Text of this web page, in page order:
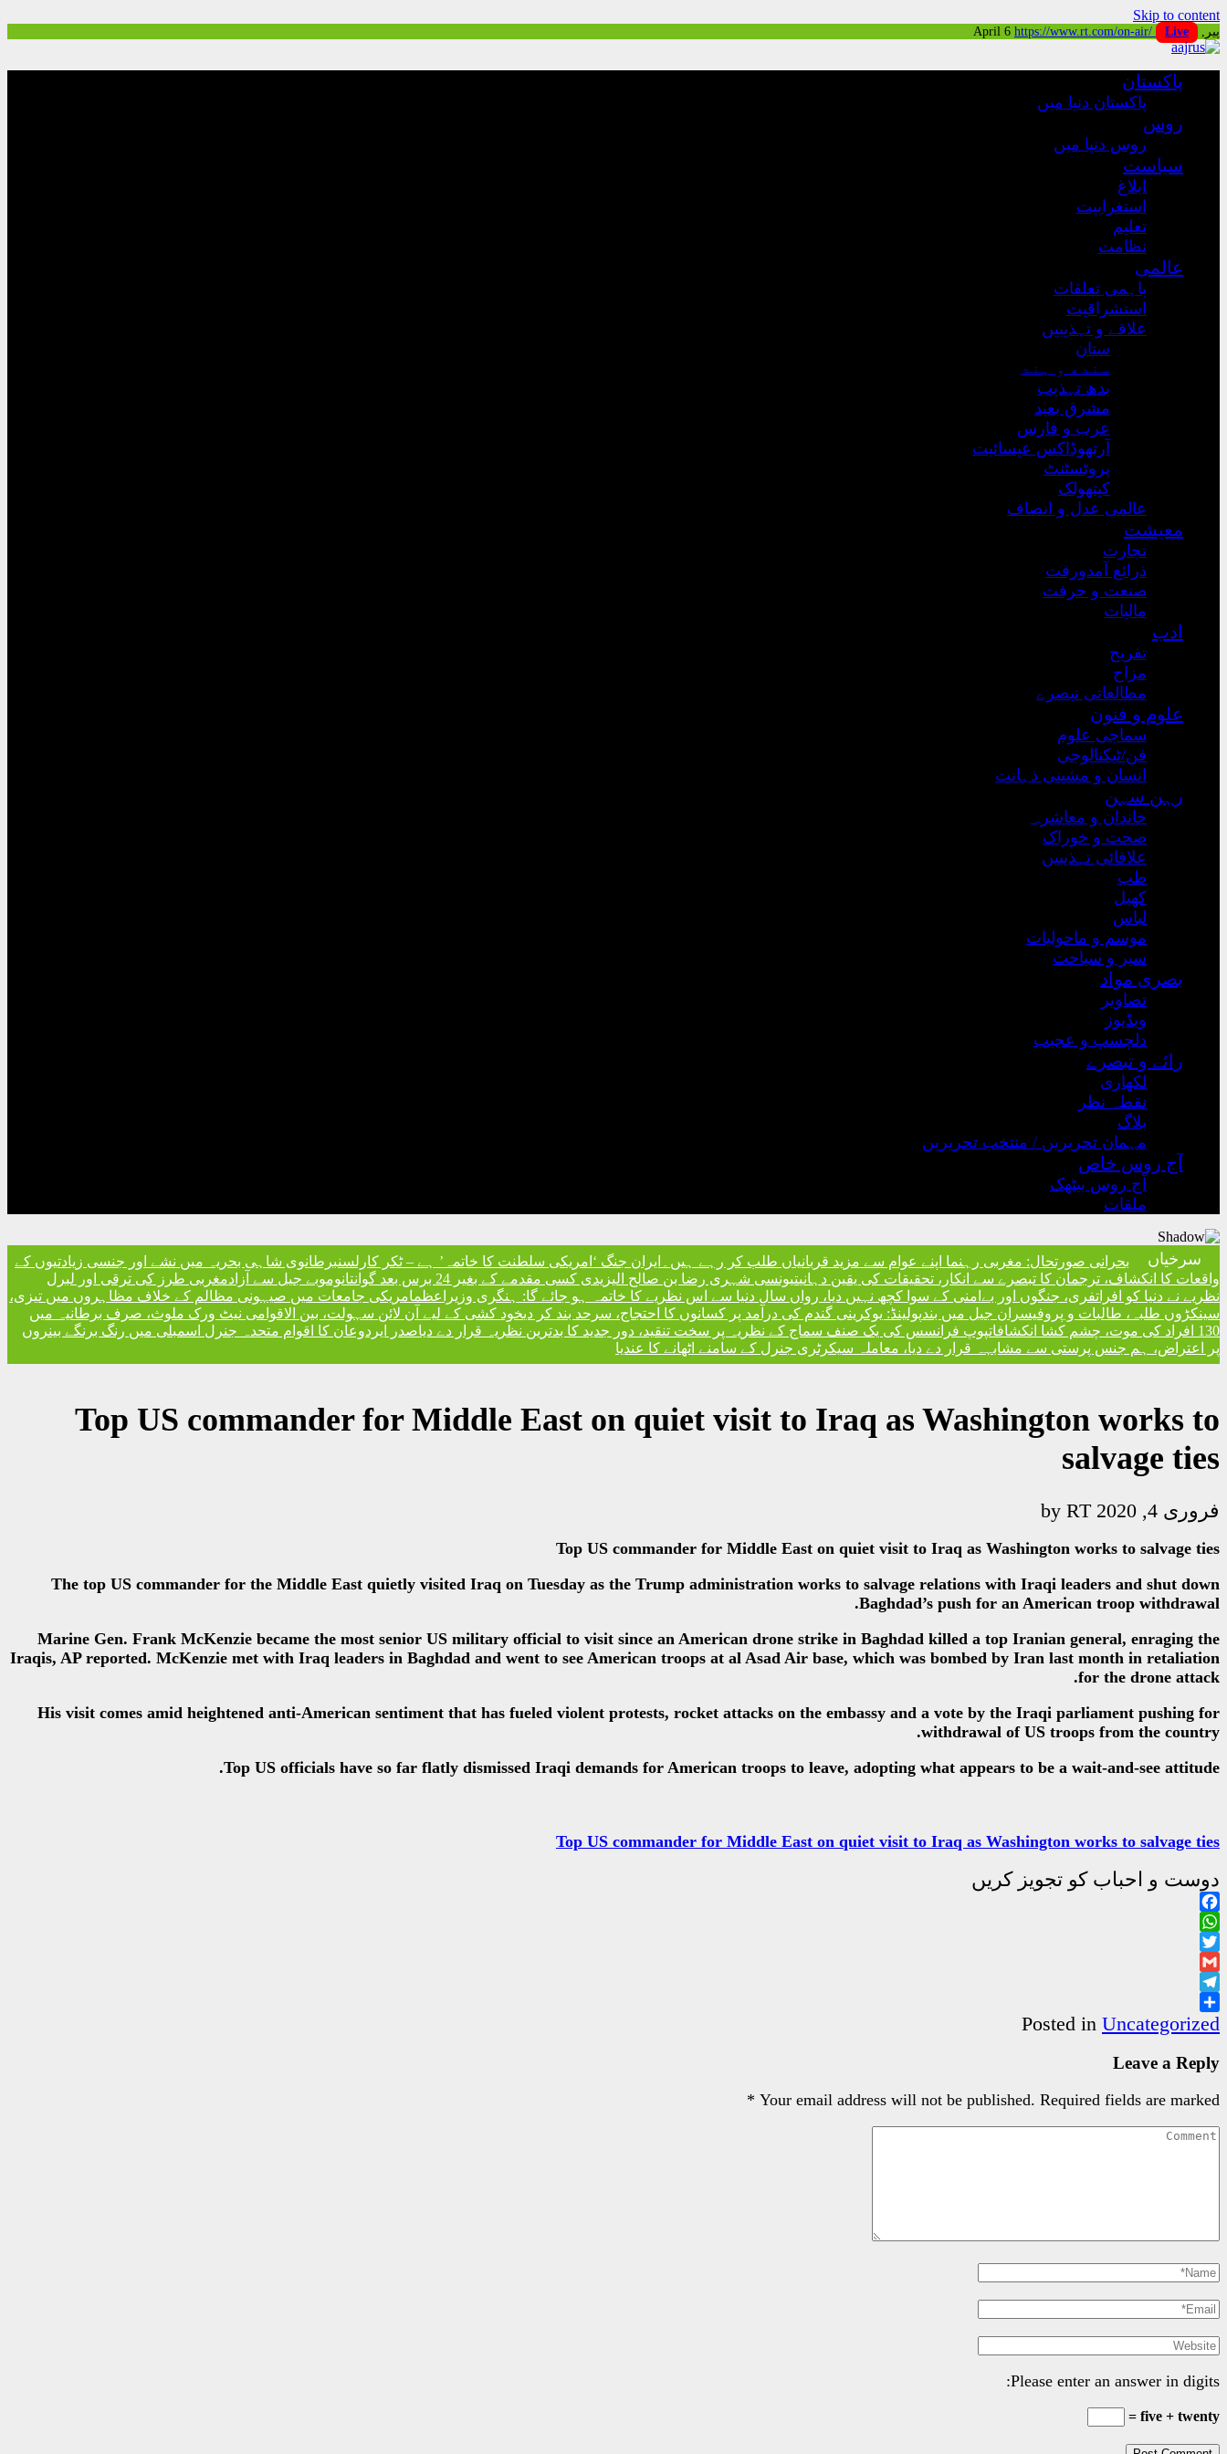
Skip to content
پیر, April 6 https://www.rt.com/on-air/ Live
پاکستان
پاکستان دنیا میں
روس
روس دنیا میں
سیاست
ابلاغ
استغرابیت
تعلیم
نظامت
عالمی
باہمی تعلقات
استشراقیت
علاقے و تہذیبیں
ستان
سندھ و ہند
بدھ تہذیب
مشرق بعید
عرب و فارس
آرتھوڈاکس عیسائیت
پروٹسٹنٹ
کیتھولک
عالمی عدل و انصاف
معیشت
تجارت
ذرائع آمدورفت
صنعت و حرفت
مالیات
ادب
تفریح
مزاح
مطالعاتی تبصرے
علوم و فنون
سماجی علوم
فن/ٹیکنالوجی
انسان و مشینی ذہانت
رہن سہن
خاندان و معاشرہ
صحت و خوراک
علاقائی تہذیبیں
طب
کھیل
لباس
موسم و ماحولیات
سیر و سیاحت
بصری مواد
تصاویر
ویڈیوز
دلچسپ و عجیب
رائے و تبصرے
لکھاری
نقطہ نظر
بلاگ
مہمان تحریریں / منتخب تحریریں
آج روس خاص
آج روس بیٹھک
ملقات
سرخیاں بحرانی صورتحال: مغربی رہنما اپنے عوام سے مزید قربانیاں طلب کر رہے ہیں۔ ایران جنگ ‘امریکی سلطنت کا خاتمہ’ ہے – ٹکر کارلسنبرطانوی شاہی بحریہ میں نشے اور جنسی زیادتیوں کے
واقعات کا انکشاف، ترجمان کا تبصرے سے انکار، تحقیقات کی یقین دہانیتیونسی شہری رضا بن صالح الیزیدی کسی مقدمے کے بغیر 24 برس بعد گوانتانوموبے جیل سے آزاد
مغربی طرز کی ترقی اور لبرل
نظریے نے دنیا کو افراتفری، جنگوں اور بےامنی کے سوا کچھ نہیں دیا، رواں سال دنیا سے اس نظریے کا خاتمہ ہو جائے گا: ہنگری وزیراعظمامریکی جامعات میں صیہونی مظالم کے خلاف مظاہروں میں تیزی،
سینکڑوں طلبہ، طالبات و پروفیسران جیل میں بندپولینڈ: یوکرینی گندم کی درآمد پر کسانوں کا احتجاج، سرحد بند کر دیخود کشی کے لیے آن لائن سہولت، بین الاقوامی نیٹ ورک ملوث، صرف برطانیہ میں
130 افراد کی موت، چشم کشا انکشافات
پوپ فرانسس کی یک صنف سماج کے نظریہ پر سخت تنقید، دور جدید کا بدترین نظریہ قرار دے دیاصدر ایردوعان کا اقوام متحدہ جنرل اسمبلی میں رنگ برنگے بینروں
پر اعتراض، ہم جنس پرستی سے مشابہہ قرار دے دیا، معاملہ سیکرٹری جنرل کے سامنے اٹھانے کا عندیا
Top US commander for Middle East on quiet visit to Iraq as Washington works to
salvage ties
فروری 4, 2020 RT
Top US commander for Middle East on quiet visit to Iraq as Washington works to salvage ties
The top US commander for the Middle East quietly visited Iraq on Tuesday as the Trump administration works to salvage relations with Iraqi leaders and shut down
Baghdad’s push for an American troop withdrawal.
Marine Gen. Frank McKenzie became the most senior US military official to visit since an American drone strike in Baghdad killed a top Iranian general, enraging the
Iraqis, AP reported. McKenzie met with Iraq leaders in Baghdad and went to see American troops at al Asad Air base, which was bombed by Iran last month in retaliation
for the drone attack.
His visit comes amid heightened anti-American sentiment that has fueled violent protests, rocket attacks on the embassy and a vote by the Iraqi parliament pushing for
withdrawal of US troops from the country.
Top US officials have so far flatly dismissed Iraqi demands for American troops to leave, adopting what appears to be a wait-and-see attitude.
Top US commander for Middle East on quiet visit to Iraq as Washington works to salvage ties
دوست و احباب کو تجویز کریں
Facebook
WhatsApp
Twitter
Gmail
Telegram
Share
Posted in Uncategorized
Leave a Reply
Your email address will not be published. Required fields are marked
*
Please enter an answer in digits:
five + twenty =